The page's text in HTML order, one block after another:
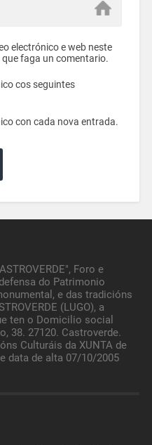
electrónico e web neste
faga un comentario.
cos seguintes
con cada nova entrada.
Foro e
do Patrimonio
e das tradicións
(LUGO), a
ten o Domicilio social
38. 27120. Castroverde.
Culturáis da XUNTA de
data de alta 07/10/2005